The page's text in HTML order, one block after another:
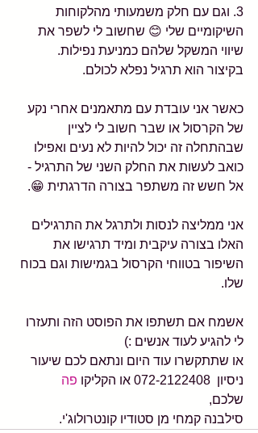
3. וגם עם חלק משמעותי מהלקוחות
השיקומיים שלי 😊 שחשוב לי לשפר את
שיווי המשקל שלהם כמניעת נפילות.
בקיצור הוא תרגיל נפלא לכולם.
כאשר אני עובדת עם מתאמנים אחרי נקע
של הקרסול או שבר חשוב לי לציין
שבהתחלה זה יכול להיות לא נעים ואפילו
כואב לעשות את החלק השני של התרגיל -
אל חשש זה משתפר בצורה הדרגתית 😁.
אני ממליצה לנסות ולתרגל את התרגילים
האלו בצורה עיקבית ומיד תרגישו את
השיפור בטווחי הקרסול בגמישות וגם בכוח
שלו.
אשמח אם תשתפו את הפוסט הזה ותעזרו
לי להגיע לעוד אנשים :)
או שתתקשרו עוד היום ונתאם לכם שיעור
ניסיון  072-2122408 או הקליקו
פה
שלכם,
סילבנה קמחי מן סטודיו קונטרולוג'י.